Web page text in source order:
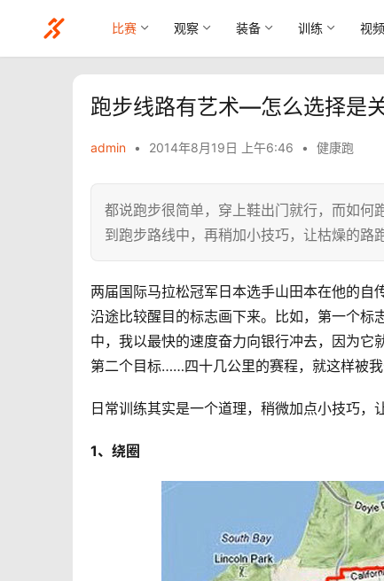
比赛 观察 装备 训练 视频
跑步线路有艺术—怎么选择是
admin • 2014年8月19日 上午6:46 • 健康跑
都说​跑步很简单，穿上鞋出门就行，而如何
到跑步路线中，再稍加小技巧，让枯燥的路
两届国际马拉松冠军日本选手山田本在他的自
沿途比较醒目的标志画下来。比如，第一个
中，我以最快的速度奋力向银行冲去，因为
第二个目标……四十几公里的赛程，就这样被
日常训练其实是一个道理，稍微加点小技巧，
1、绕圈